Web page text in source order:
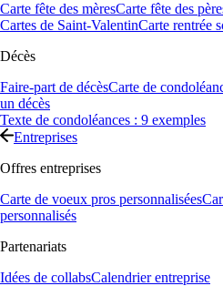
Carte fête des mèresCarte fête des
Cartes de Saint-ValentinCarte rentrée
Décès
Faire-part de décèsCarte de
un décès
Texte de condoléances : 9 exemples
Entreprises
Offres entreprises
Carte de voeux pros personnalisées
personnalisés
Partenariats
Idées de collabsCalendrier entreprise